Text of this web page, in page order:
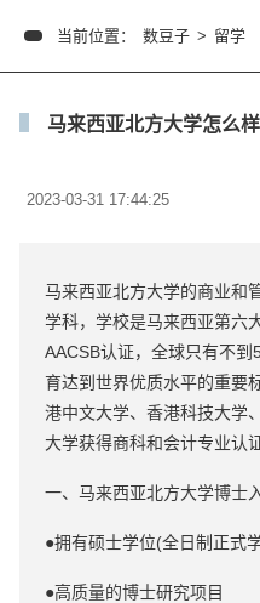
当前位置： 数豆子 > 留学
马来西亚北方大学怎么
2023-03-31 17:44:25
马来西亚北方大学的商业和
学科，学校是马来西亚第六
AACSB认证，全球只有不
育达到世界优质水平的重要
港中文大学、香港科技大学
大学获得商科和会计专业认证
一、马来西亚北方大学博士
●拥有硕士学位(全日制正式
●高质量的博士研究项目